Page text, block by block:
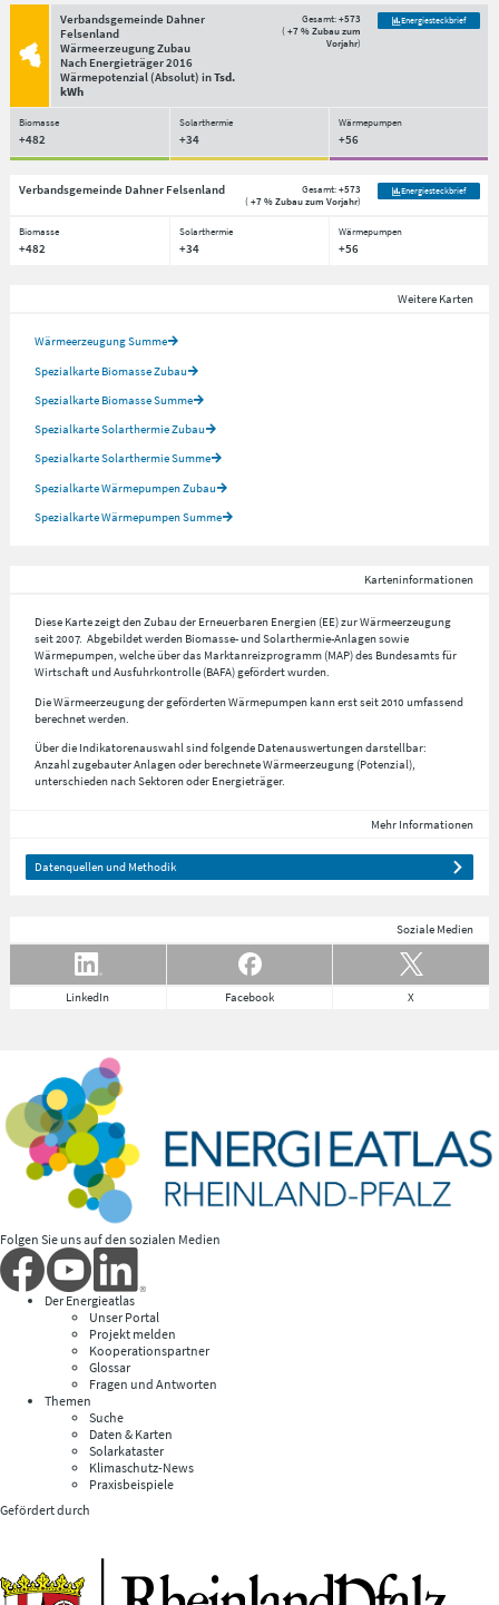
Verbandsgemeinde Dahner
Felsenland
Wärmeerzeugung Zubau
Nach Energieträger2016
Wärmepotenzial(Absolut) inTsd.
kWh
Gesamt:+573
(+7 % Zubau zum
Vorjahr)
Energiesteckbrief
Biomasse Solarthermie Wärmepumpen
+482 +34 +56
Verbandsgemeinde Dahner Felsenland Gesamt:+573
(+7 % Zubau zum Vorjahr)
Energiesteckbrief
Biomasse Solarthermie Wärmepumpen
+482 +34 +56
Weitere Karten
Wärmeerzeugung Summe
Spezialkarte Biomasse Zubau
Spezialkarte Biomasse Summe
Spezialkarte Solarthermie Zubau
Spezialkarte Solarthermie Summe
Spezialkarte Wärmepumpen Zubau
Spezialkarte Wärmepumpen Summe
Karteninformationen
Diese Karte zeigt den Zubau der Erneuerbaren Energien (EE) zur Wärmeerzeugung
seit 2007. Abgebildet werden Biomasse- und Solarthermie-Anlagen sowie
Wärmepumpen, welche über das Marktanreizprogramm (MAP) des Bundesamts für
Wirtschaft und Ausfuhrkontrolle (BAFA) gefördert wurden.
Die Wärmeerzeugung der geförderten Wärmepumpen kann erst seit 2010 umfassend
berechnet werden.
Über die Indikatorenauswahl sind folgende Datenauswertungen darstellbar:
Anzahl zugebauter Anlagen oder berechnete Wärmeerzeugung (Potenzial),
unterschieden nach Sektoren oder Energieträger.
Mehr Informationen
Datenquellen und Methodik
Soziale Medien
LinkedIn Facebook X
Folgen Sie uns auf den sozialen Medien
Der Energieatlas
Unser Portal
Projekt melden
Kooperationspartner
Glossar
Fragen und Antworten
Themen
Suche
Daten & Karten
Solarkataster
Klimaschutz-News
Praxisbeispiele
Gefördert durch